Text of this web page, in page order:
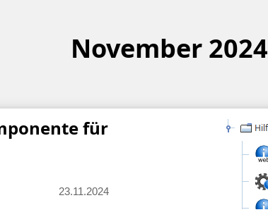
November 2024
für
23.11.2024